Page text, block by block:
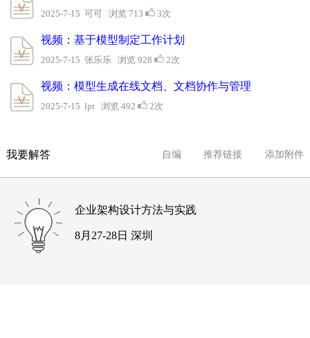
2025-7-15 可可 浏览 713 3次
视频：基于模型制定工作计划
2025-7-15 张乐乐 浏览 928 2次
视频：模型生成在线文档、文档协作与管理
2025-7-15 lpt 浏览 492 2次
我要解答 自编 推荐链接 添加附件
企业架构设计方法与实践
8月27-28日 深圳